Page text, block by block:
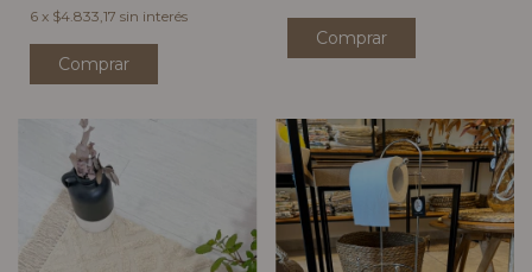
6 x $4.833,17 sin interés